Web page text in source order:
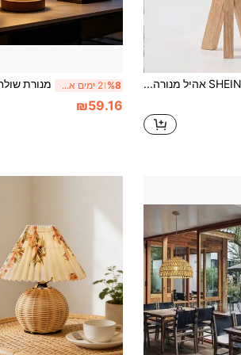
SHEIN אהיל מנורה מינימליסטי מפשתן 1Pc עם בסיס עץ, מנורת שולחן LED מופעלת ב-USB, מתאימה לחדר שינה, משרד וקריאה בחדר מעונות, אהיל מנורה מפשתן
%8 2 ימים אחרונים
₪59.16